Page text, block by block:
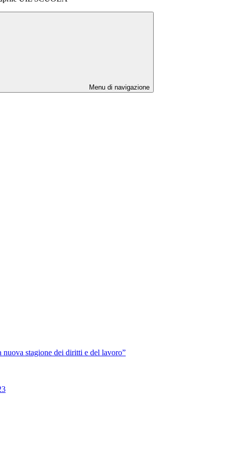
Menu di navigazione
stagione dei diritti e del lavoro”